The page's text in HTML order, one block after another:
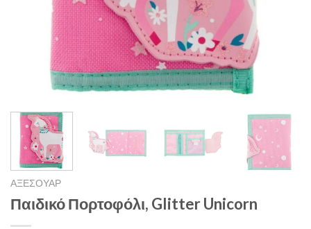
ΑΞΕΣΟΥΑΡ
Παιδικό Πορτοφόλι, Glitter Unicorn